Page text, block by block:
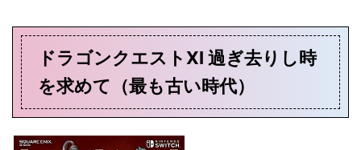
ドラゴンクエストXI 過ぎ去りし時
を求めて（最も古い時代）